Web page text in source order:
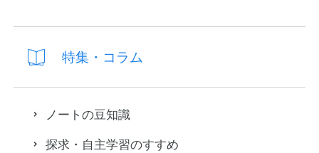
特集・コラム
ノートの豆知識
探求・自主学習のすすめ